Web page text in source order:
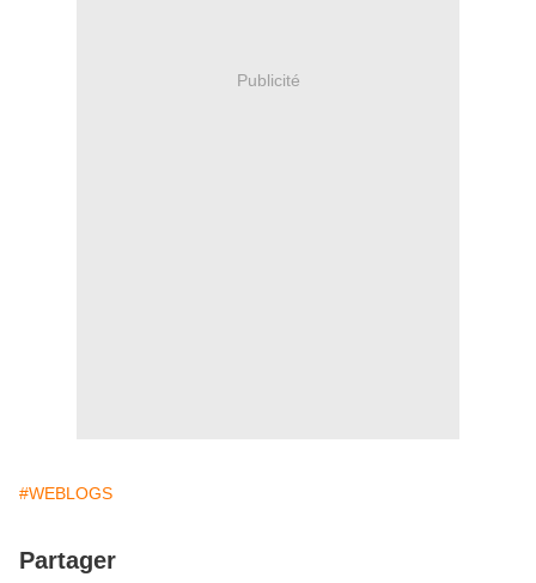
Publicité
#WEBLOGS
Partager